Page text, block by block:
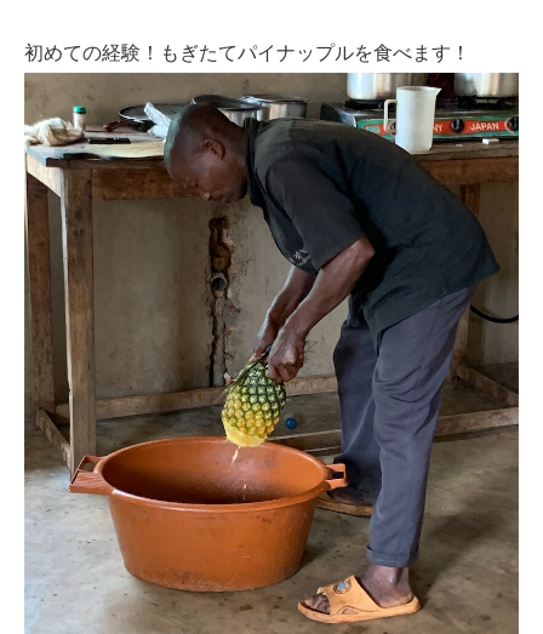
初めての経験！ もぎたてパイナップルを食べます！